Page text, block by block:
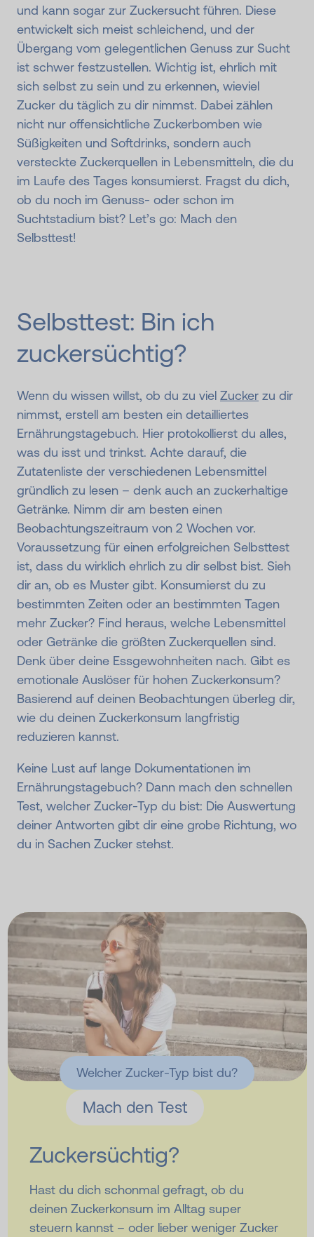
und kann sogar zur Zuckersucht führen. Diese
entwickelt sich meist schleichend, und der
Übergang vom gelegentlichen Genuss zur Sucht
ist schwer festzustellen. Wichtig ist, ehrlich mit
sich selbst zu sein und zu erkennen, wieviel
Zucker du täglich zu dir nimmst. Dabei zählen
nicht nur offensichtliche Zuckerbomben wie
Süßigkeiten und Softdrinks, sondern auch
versteckte Zuckerquellen in Lebensmitteln, die du
im Laufe des Tages konsumierst. Fragst du dich,
ob du noch im Genuss- oder schon im
Suchtstadium bist? Let’s go: Mach den
Selbsttest!
Selbsttest: Bin ich
zucker­süchtig?
Wenn du wissen willst, ob du zu viel Zucker zu dir
nimmst, erstell am besten ein detailliertes
Ernährungstagebuch. Hier protokollierst du alles,
was du isst und trinkst. Achte darauf, die
Zutatenliste der verschiedenen Lebensmittel
gründlich zu lesen – denk auch an zuckerhaltige
Getränke. Nimm dir am besten einen
Beobachtungszeitraum von 2 Wochen vor.
Voraussetzung für einen erfolgreichen Selbsttest
ist, dass du wirklich ehrlich zu dir selbst bist. Sieh
dir an, ob es Muster gibt. Konsumierst du zu
bestimmten Zeiten oder an bestimmten Tagen
mehr Zucker? Find heraus, welche Lebensmittel
oder Getränke die größten Zuckerquellen sind.
Denk über deine Essgewohnheiten nach. Gibt es
emotionale Auslöser für hohen Zuckerkonsum?
Basierend auf deinen Beobachtungen überleg dir,
wie du deinen Zuckerkonsum langfristig
reduzieren kannst.
Keine Lust auf lange Dokumentationen im
Ernährungstagebuch? Dann mach den schnellen
Test, welcher Zucker-Typ du bist: Die Auswertung
deiner Antworten gibt dir eine grobe Richtung, wo
du in Sachen Zucker stehst.
Welcher Zucker-Typ bist du?
Mach den Test
Zuckersüchtig?
Hast du dich schonmal gefragt, ob du
deinen Zuckerkonsum im Alltag super
steuern kannst – oder lieber weniger Zucker